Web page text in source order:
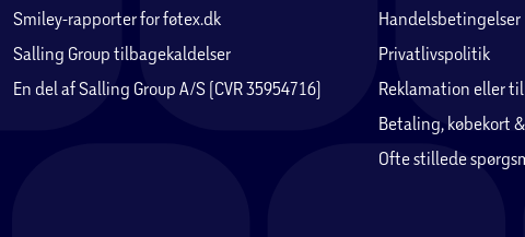
Inkluderet:Lædergreb og knopgreb i metal
Smiley-rapporter for føtex.dk
Salling Group tilbagekaldelser
En del af Salling Group A/S (CVR 35954716)
Handelsbetingelser
Privatlivspolitik
Reklamation eller
Betaling, købekort
Ofte stillede